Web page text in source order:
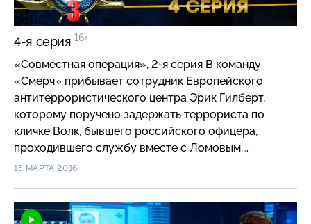
4-я серия 16+
«Совместная операция», 2-я серия В команду
«Смерч» прибывает сотрудник Европейского
антитеррористического центра Эрик Гилберт,
которому поручено задержать террориста по
кличке Волк, бывшего российского офицера,
проходившего службу вместе с Ломовым.
Выясняется, что оба преступника прячутся на
предупредили о готовящейся спецоперации, и
15 МАРТА 2016